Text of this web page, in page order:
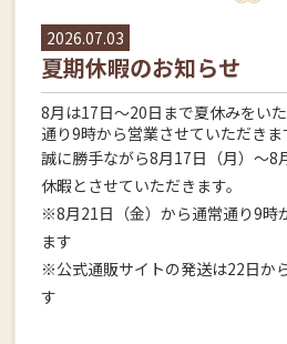
2026.07.03
夏期休暇のお知らせ
8月は17日～20日まで夏休みをい
通り9時から営業させていただきま
誠に勝手ながら8月17日（月）～8
休暇とさせていただきます。
※8月21日（金）から通常通り9時
ます
※公式通販サイトの発送は22日か
す